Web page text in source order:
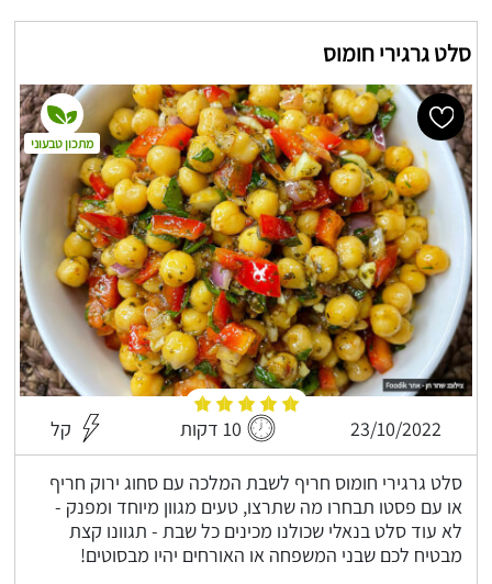
סלט גרגירי חומוס
23/10/2022 10 דקות קל
סלט גרגירי חומוס חריף לשבת המלכה עם סחוג ירוק חריף
או עם פסטו תבחרו מה שתרצו, טעים מגוון מיוחד ומפנק -
לא עוד סלט בנאלי שכולנו מכינים כל שבת - תגוונו קצת
מבטיח לכם שבני המשפחה או האורחים יהיו מבסוטים!
מתכון טבעוני